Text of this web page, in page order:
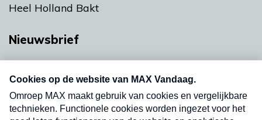
Heel Holland Bakt
Nieuwsbrief
nieuwsbrief. Elke vrijdag- en dinsdagochtend in
uw mailbox.